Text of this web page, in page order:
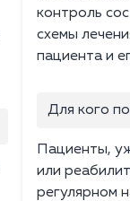
контроль
схемы
пациента и
Для кого
Пациенты,
или
регулярном